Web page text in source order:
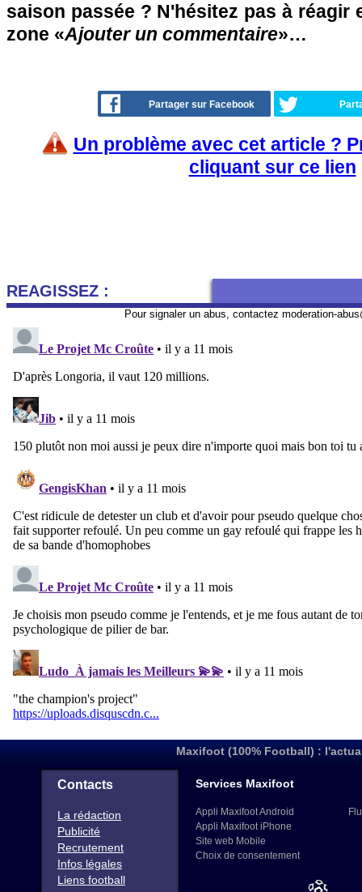
saison passée ? N'hésitez pas à réagir
zone «Ajouter un commentaire»…
Partager sur Facebook
Un problème avec cet article ?
cliquant sur ce lien
REAGISSEZ :
Pour signaler un abus, contactez moderation-
Maxifoot (100% Football) :
Contacts
La rédaction
Publicité
Recrutement
Infos légales
Liens football
Services Maxifoot
Appli Maxifoot Android
Appli Maxifoot iPhone
Site web Mobile
Choix de consentement